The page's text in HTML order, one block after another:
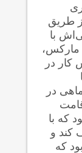
طریق
با
مارکس،
کار در
در
که با
کند و
که